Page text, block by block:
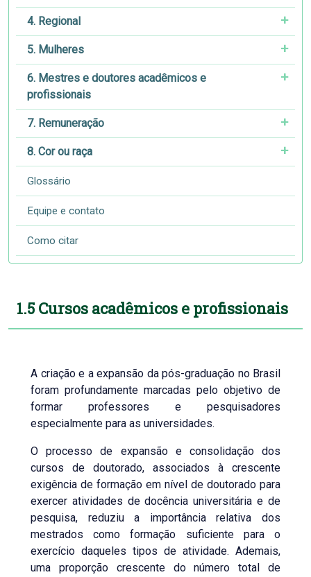
4. Regional
5. Mulheres
6. Mestres e doutores acadêmicos e
profissionais
7. Remuneração
8. Cor ou raça
Glossário
Equipe e contato
Como citar
1.5 Cursos acadêmicos e profissionais
A criação e a expansão da pós-graduação no Brasil
foram profundamente marcadas pelo objetivo de
formar professores e pesquisadores
especialmente para as universidades.
O processo de expansão e consolidação dos
cursos de doutorado, associados à crescente
exigência de formação em nível de doutorado para
exercer atividades de docência universitária e de
pesquisa, reduziu a importância relativa dos
mestrados como formação suficiente para o
exercício daqueles tipos de atividade. Ademais,
uma proporção crescente do número total de